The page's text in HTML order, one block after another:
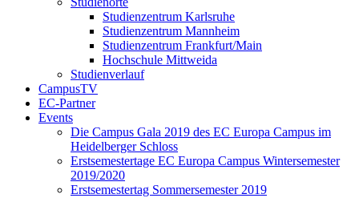
Studienzentrum Karlsruhe
Studienzentrum Mannheim
Studienzentrum Frankfurt/Main
Hochschule Mittweida
Studienverlauf
CampusTV
EC-Partner
Events
Die Campus Gala 2019 des EC Europa Campus im
Heidelberger Schloss
Erstsemestertage EC Europa Campus Wintersemester
2019/2020
Erstsemestertag Sommersemester 2019